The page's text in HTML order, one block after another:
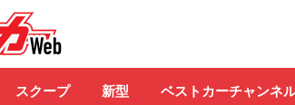
スクープ 新型 ベストカーチャンネ